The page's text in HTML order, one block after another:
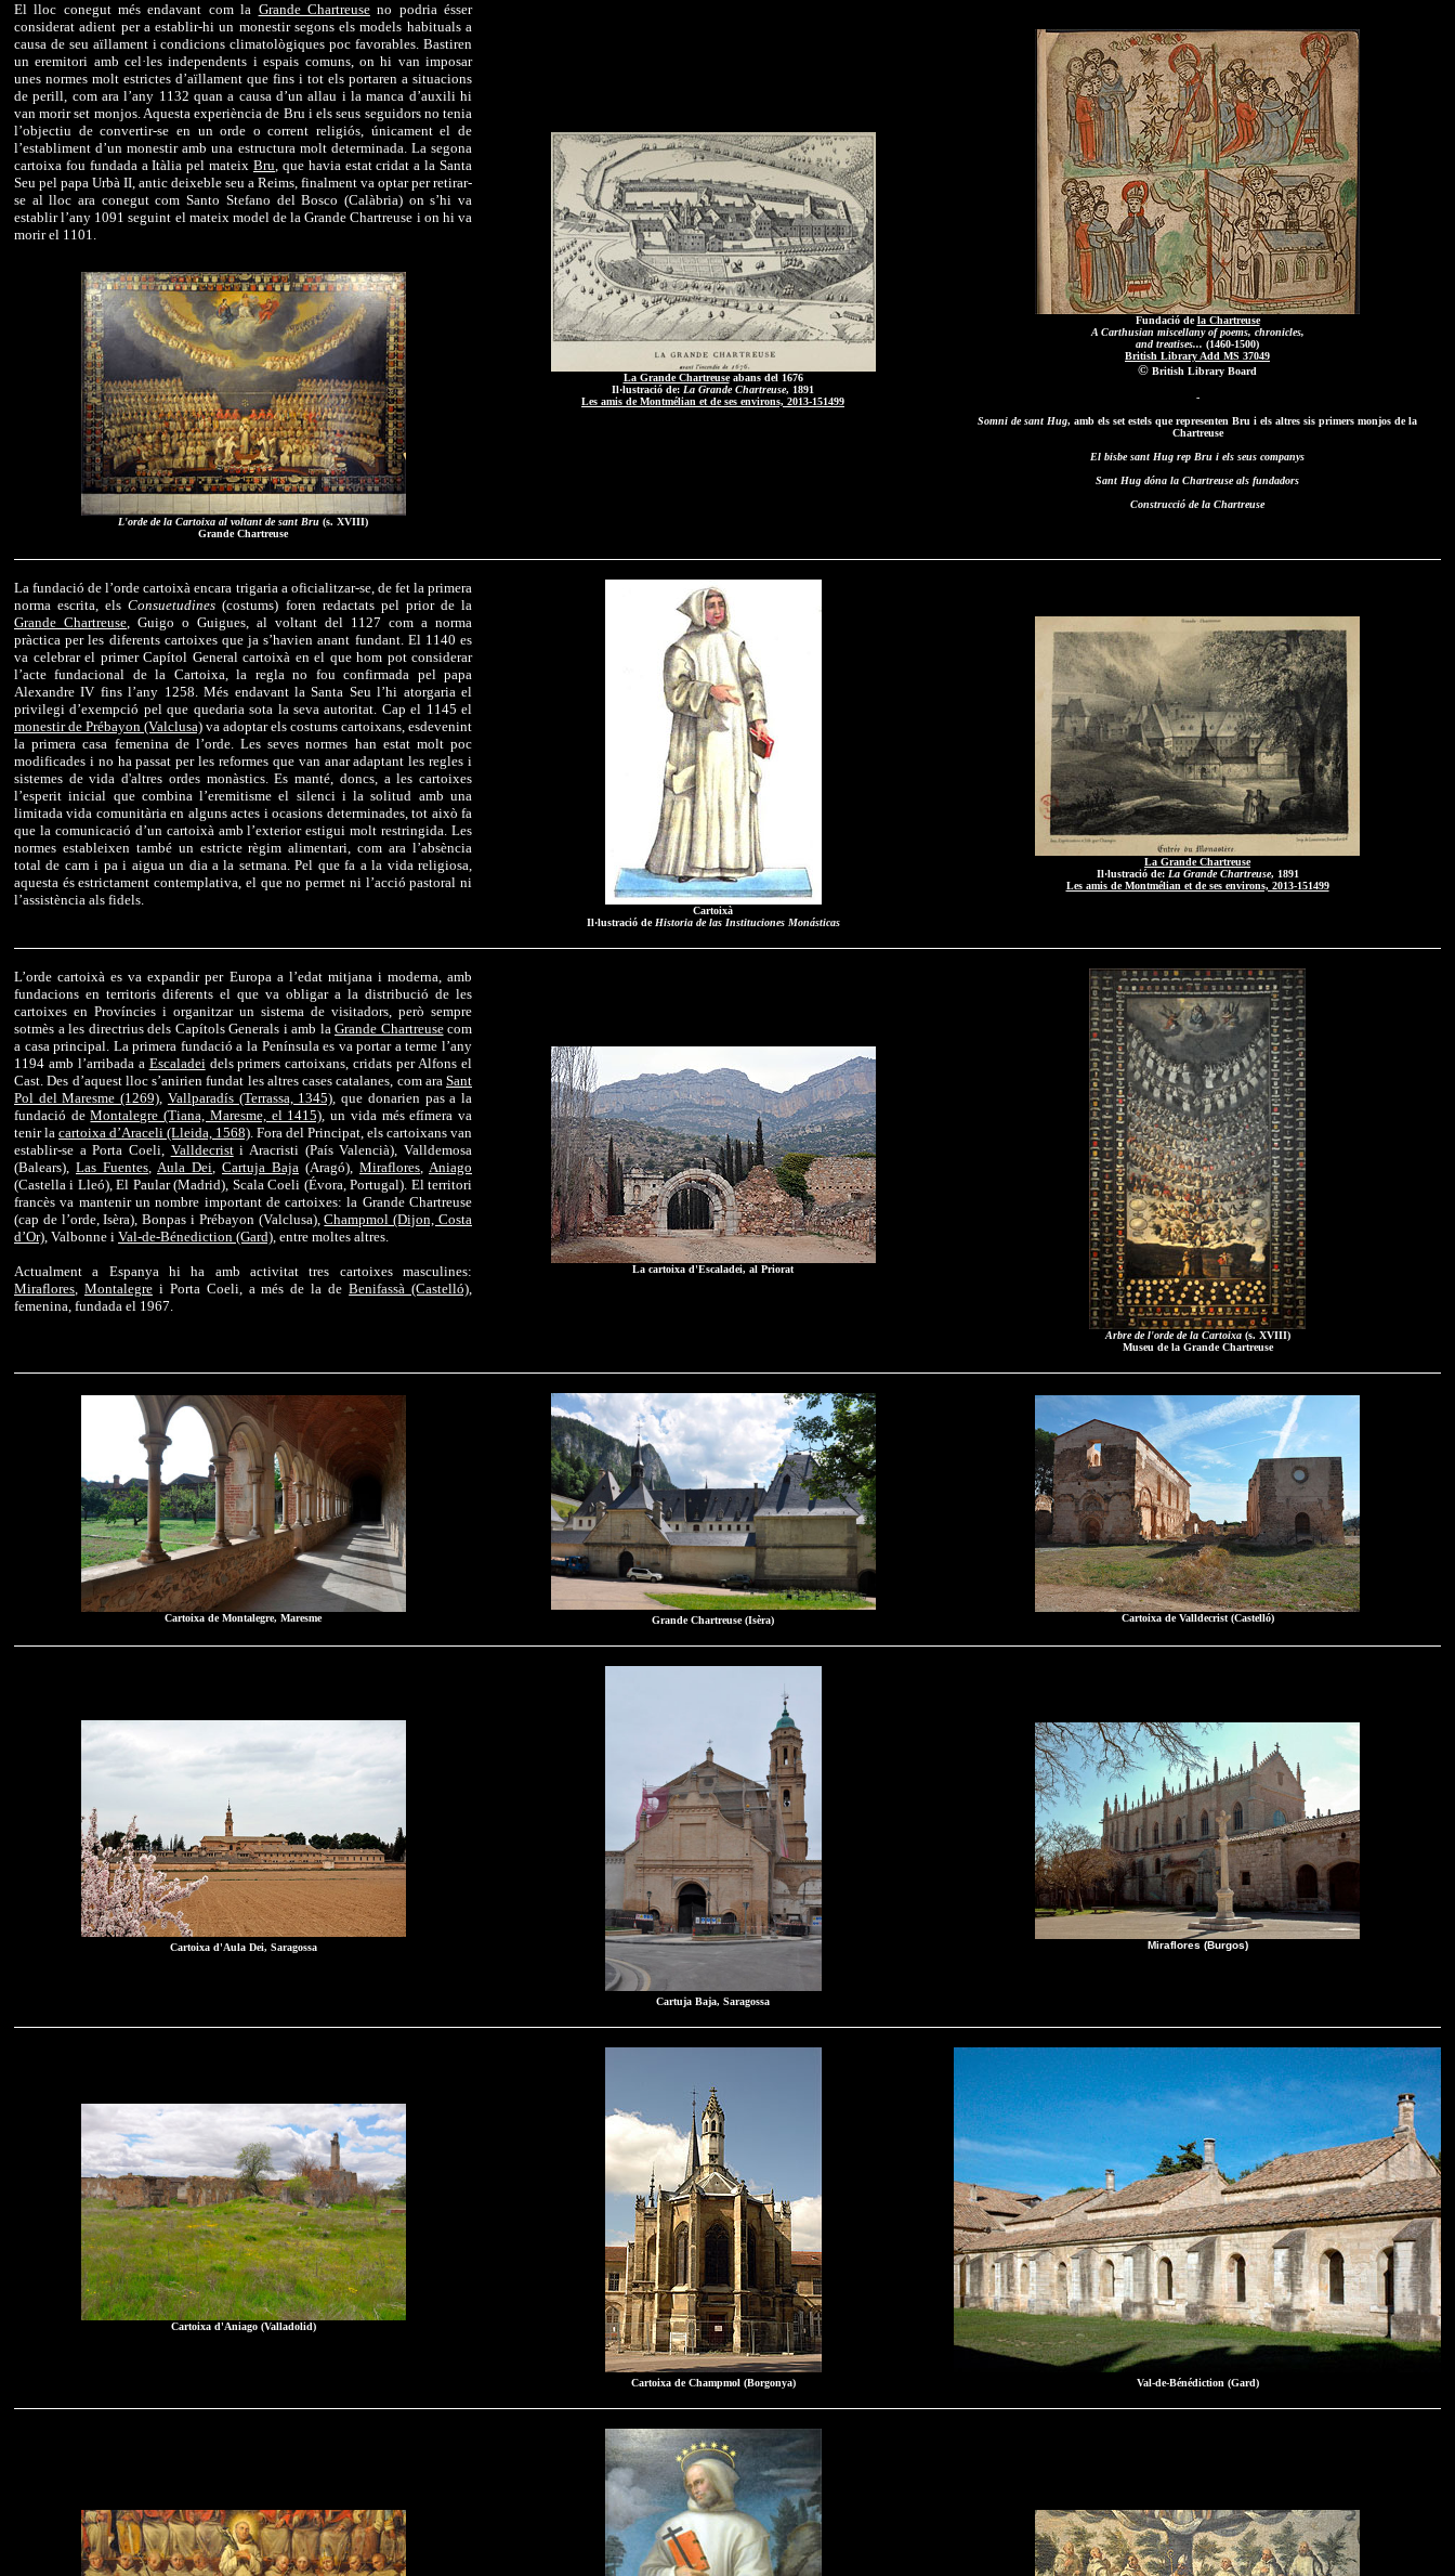
El lloc conegut més endavant com la Grande Chartreuseno podria ésser
considerat adient per a establir-hi un monestir segons els models habituals a
causa de seu aïllament i condicions climatològiques poc favorables. Bastiren
un eremitori amb cel·les independents i espais comuns, on hi van imposar
unes normes molt estrictes d’aïllament que fins i tot els portaren a situacions
de perill, com ara l’any 1132 quan a causa d’un allau i la manca d’auxili hi
van morir set monjos. Aquesta experiència de Bru i els seus seguidors no tenia
l’objectiu de convertir-se en un orde o corrent religiós, únicament el de
l’establiment d’un monestir amb una estructura molt determinada. La segona
cartoixa fou fundada a Itàlia pel mateix Bru, que havia estat cridat a la Santa
Seu pel papa Urbà II, antic deixeble seu a Reims, finalment va optar per retirar-
se al lloc ara conegut com Santo Stefano del Bosco (Calàbria) on s’hi va
establir l’any 1091 seguint el mateix model de la Grande Chartreuse i on hi va
morir el 1101.
La Grande Chartreuseabans del 1676
Il·lustració de: La Grande Chartreuse, 1891
Les amis de Montmélian et de ses environs, 2013-151499
Fundació dela Chartreuse
A Carthusian miscellany of poems, chronicles,
and treatises... (1460-1500)
British Library Add MS 37049
© British Library Board
-
Somni de sant Hug, amb els set estels que representen Bru i els altres sis primers monjos de la
Chartreuse
El bisbe sant Hug rep Bru i els seus companys
Sant Hug dóna la Chartreuse als fundadors
Construcció de la Chartreuse
L'orde de la Cartoixa al voltant de sant Bru (s. XVIII)
Grande Chartreuse
La fundació de l’orde cartoixà encara trigaria a oficialitzar-se, de fet la primera
norma escrita, elsConsuetudines (costums) foren redactats pel prior de la
Grande Chartreuse, Guigo o Guigues, al voltant del 1127 com a norma
pràctica per les diferents cartoixes que ja s’havien anant fundant. El 1140 es
va celebrar el primer Capítol General cartoixà en el que hom pot considerar
l’acte fundacional de la Cartoixa, la regla no fou confirmada pel papa
Alexandre IV fins l’any 1258. Més endavant la Santa Seu l’hi atorgaria el
privilegi d’exempció pel que quedaria sota la seva autoritat. Cap el 1145 el
monestir de Prébayon (Valclusa) va adoptar els costums cartoixans, esdevenint
la primera casa femenina de l’orde. Les seves normes han estat molt poc
modificades i no ha passat per les reformes que van anar adaptant les regles i
sistemes de vida d'altres ordes monàstics. Es manté, doncs, a les cartoixes
l’esperit inicial que combina l’eremitisme el silenci i la solitud amb una
limitada vida comunitària en alguns actes i ocasions determinades, tot això fa
que la comunicació d’un cartoixà amb l’exterior estigui molt restringida. Les
normes estableixen també un estricte règim alimentari, com ara l’absència
total de carn i pa i aigua un dia a la setmana. Pel que fa a la vida religiosa,
aquesta és estrictament contemplativa, el que no permet ni l’acció pastoral ni
l’assistència als fidels.
Cartoixà
Il·lustració de Historia de las Instituciones Monásticas
La Grande Chartreuse
Il·lustració de: La Grande Chartreuse, 1891
Les amis de Montmélian et de ses environs, 2013-151499
L’orde cartoixà es va expandir per Europa a l’edat mitjana i moderna, amb
fundacions en territoris diferents el que va obligar a la distribució de les
cartoixes en Províncies i organitzar un sistema de visitadors, però sempre
sotmès a les directrius dels Capítols Generals i amb la Grande Chartreusecom
a casa principal. La primera fundació a la Península es va portar a terme l’any
1194 amb l’arribada a Escaladeidels primers cartoixans, cridats per Alfons el
Cast. Des d’aquest lloc s’anirien fundat les altres cases catalanes, com ara Sant
Pol del Maresme (1269), Vallparadís (Terrassa, 1345), que donarien pas a la
fundació deMontalegre (Tiana, Maresme, el 1415), un vida més efímera va
tenir la cartoixa d’Araceli (Lleida, 1568). Fora del Principat, els cartoixans van
establir-se a Porta Coeli, Valldecristi Aracristi (País Valencià), Valldemosa
(Balears), Las Fuentes, Aula Dei, Cartuja Baja (Aragó), Miraflores, Aniago
(Castella i Lleó), El Paular (Madrid), Scala Coeli (Évora, Portugal). El territori
francès va mantenir un nombre important de cartoixes: la Grande Chartreuse
(cap de l’orde, Isèra), Bonpas i Prébayon (Valclusa),Champmol (Dijon, Costa
d’Or), Valbonne i Val-de-Bénediction (Gard), entre moltes altres.
Actualment a Espanya hi ha amb activitat tres cartoixes masculines:
Miraflores, Montalegrei Porta Coeli, a més de la deBenifassà (Castelló),
femenina, fundada el 1967.
La cartoixa d'Escaladei, al Priorat
Arbre de l'orde de la Cartoixa(s. XVIII)
Museu de la Grande Chartreuse
Cartoixa de Montalegre, Maresme Grande Chartreuse (Isèra) Cartoixa de Valldecrist (Castelló)
Cartoixa d'Aula Dei, Saragossa
Cartuja Baja, Saragossa
Miraflores (Burgos)
Cartoixa d'Aniago (Valladolid)
Cartoixa de Champmol (Borgonya) Val-de-Bénédiction (Gard)